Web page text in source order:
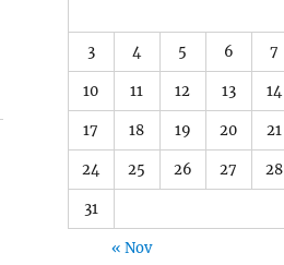
3 4 5 6 7
10 11 12 13 14
17 18 19 20 21
24 25 26 27 28
31
« Nov